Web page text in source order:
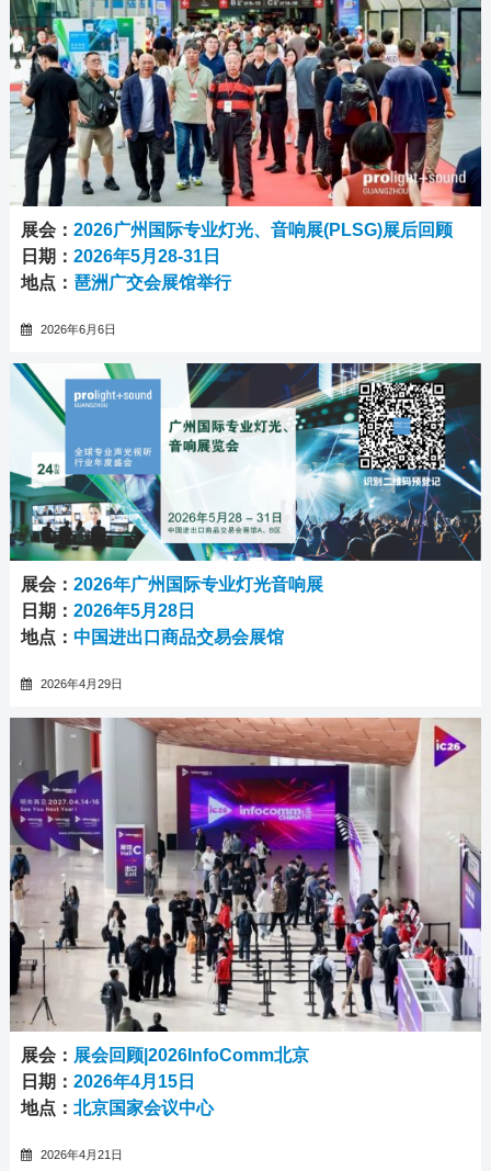
展会：2026广州国际专业灯光、音响展(PLSG)展后回顾
日期：2026年5月28-31日
地点： 琶洲广交会展馆举行
2026年6月6日
展会：2026年广州国际专业灯光音响展
日期：2026年5月28日
地点：中国进出口商品交易会展馆
2026年4月29日
展会： 展会回顾|2026InfoComm北京
日期：2026年4月15日
地点：北京国家会议中心
2026年4月21日